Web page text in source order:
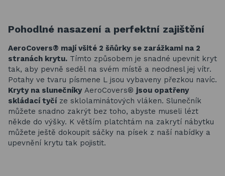
Pohodlné nasazení a perfektní zajištění
AeroCovers® mají všité 2 šňůrky se zarážkami na 2
stranách krytu. Tímto způsobem je snadné upevnit kryt
tak, aby pevně seděl na svém místě a neodnesl jej vítr.
Potahy ve tvaru písmene L jsou vybaveny přezkou navíc.
Kryty na slunečníky AeroCovers® jsou opatřeny
skládací tyčí ze sklolaminátových vláken. Slunečník
můžete snadno zakrýt bez toho, abyste museli lézt
někde do výšky. K větším platchtám na zakrytí nábytku
můžete ještě dokoupit sáčky na písek z naší nabídky a
upevnění krytu tak pojistit.